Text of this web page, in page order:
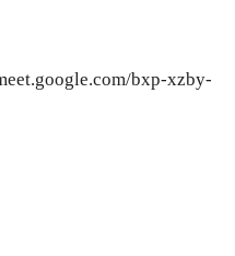
bxp-xzby-